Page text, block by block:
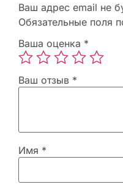
Ваш адрес email не
Обязательные поля
Ваша оценка *
Ваш отзыв *
Имя *